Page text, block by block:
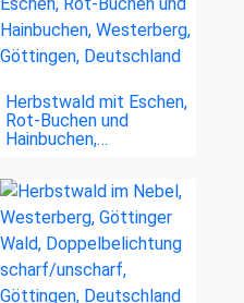
Herbstwald mit Eschen,
Rot-Buchen und
Hainbuchen,…